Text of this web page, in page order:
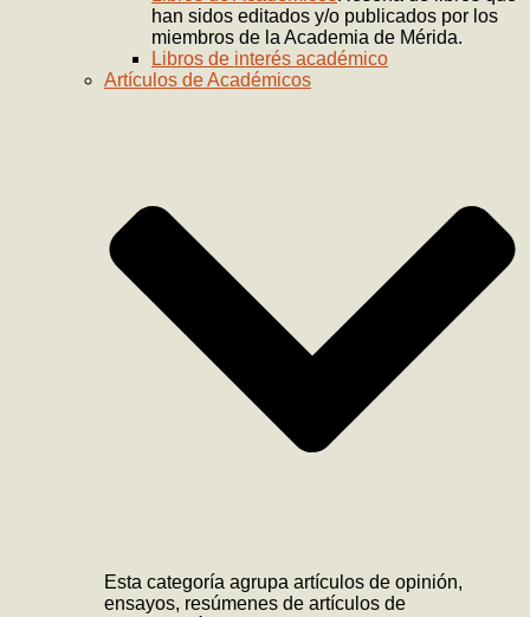
han sidos editados y/o publicados por los
miembros de la Academia de Mérida.
Libros de interés académico
Artículos de Académicos
Esta categoría agrupa artículos de opinión,
ensayos, resúmenes de artículos de